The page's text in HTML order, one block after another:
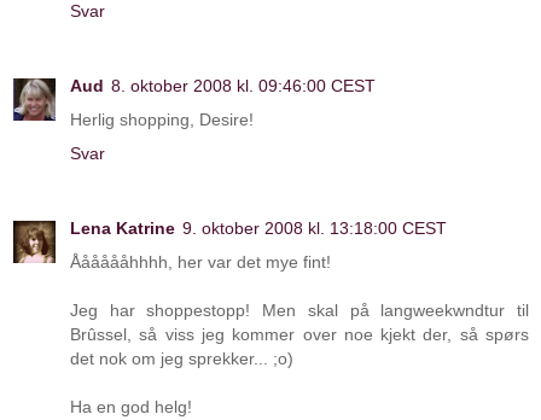
Svar
Aud 8. oktober 2008 kl. 09:46:00 CEST
Herlig shopping, Desire!
Svar
Lena Katrine 9. oktober 2008 kl. 13:18:00 CEST
Ååååååhhhh, her var det mye fint!
Jeg har shoppestopp! Men skal på langweekwndtur til
Brûssel, så viss jeg kommer over noe kjekt der, så spørs
det nok om jeg sprekker... ;o)
Ha en god helg!